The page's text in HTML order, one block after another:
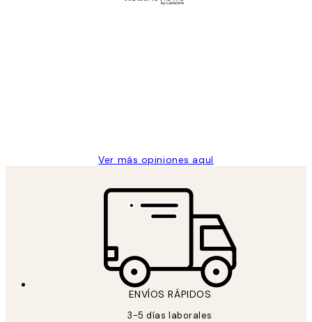
Ver más opiniones aquí
ENVÍOS RÁPIDOS
3-5 días laborales